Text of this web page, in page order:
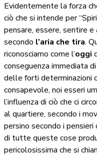
Evidentemente la forza
ciò che si intende per
pensare, essere, sentire
secondo l’aria che tira.
riconosciamo come l’oggi
conseguenza immediata
delle forti determinazioni
consapevole, noi esseri
l’influenza di ciò che ci
al quartiere, secondo i
persino secondo i pensieri
di tutte queste cose
pericolosissima che si